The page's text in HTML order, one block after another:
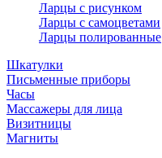
Ларцы с рисунком
Ларцы с самоцветами
Ларцы полированные
Шкатулки
Письменные приборы
Часы
Массажеры для лица
Визитницы
Магниты